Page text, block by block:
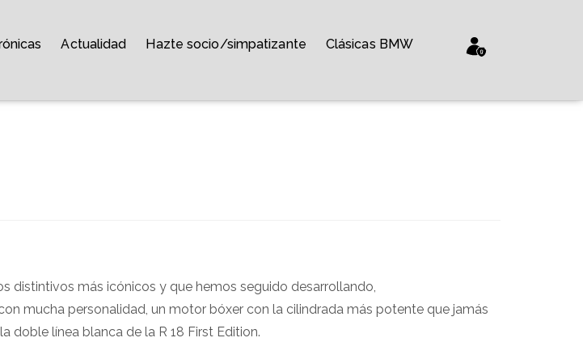
Actualidad Hazte socio/simpatizante Clásicas BMW
distintivos más icónicos y que hemos seguido desarrollando,
mucha personalidad, un motor bóxer con la cilindrada más potente que jamás
línea blanca de la R 18 First Edition.